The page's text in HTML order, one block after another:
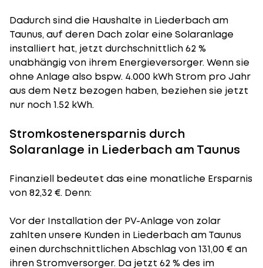
Dadurch sind die Haushalte in Liederbach am
Taunus, auf deren Dach zolar eine Solaranlage
installiert hat, jetzt durchschnittlich 62 %
unabhängig von ihrem Energieversorger. Wenn sie
ohne Anlage also bspw. 4.000 kWh Strom pro Jahr
aus dem Netz bezogen haben, beziehen sie jetzt
nur noch 1.52 kWh.
Stromkostenersparnis durch
Solaranlage in Liederbach am Taunus
Finanziell bedeutet das eine monatliche Ersparnis
von 82,32 €. Denn:
Vor der Installation der PV-Anlage von zolar
zahlten unsere Kunden in Liederbach am Taunus
einen durchschnittlichen Abschlag von 131,00 € an
ihren Stromversorger. Da jetzt 62 % des im